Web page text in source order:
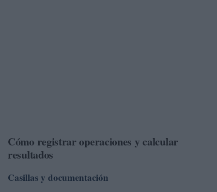
Cómo registrar operaciones y calcular
resultados
Casillas y documentación